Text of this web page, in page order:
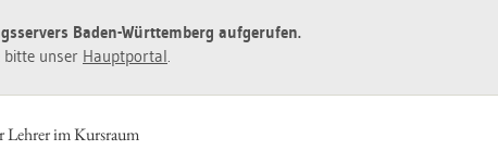
Baden-Würt­tem­berg auf­ge­ru­fen.
bitte unser Haupt­por­tal.
Leh­rer im Kurs­raum